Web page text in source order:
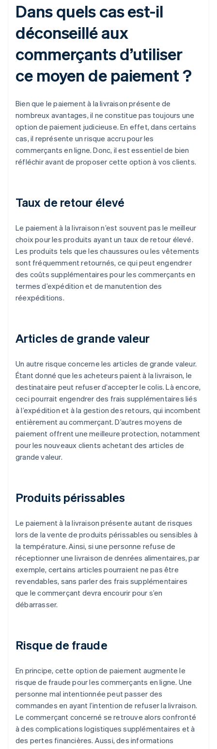
Dans quels cas est-il
déconseillé aux
commerçants d’utiliser
ce moyen de paiement ?
Bien que le paiement à la livraison présente de
nombreux avantages, il ne constitue pas toujours une
option de paiement judicieuse. En effet, dans certains
cas, il représente un risque accru pour les
commerçants en ligne. Donc, il est essentiel de bien
réfléchir avant de proposer cette option à vos clients.
Taux de retour élevé
Le paiement à la livraison n’est souvent pas le meilleur
choix pour les produits ayant un taux de retour élevé.
Les produits tels que les chaussures ou les vêtements
sont fréquemment retournés, ce qui peut engendrer
des coûts supplémentaires pour les commerçants en
termes d’expédition et de manutention des
réexpéditions.
Articles de grande valeur
Un autre risque concerne les articles de grande valeur.
Étant donné que les acheteurs paient à la livraison, le
destinataire peut refuser d’accepter le colis. Là encore,
ceci pourrait engendrer des frais supplémentaires liés
à l’expédition et à la gestion des retours, qui incombent
entièrement au commerçant. D’autres moyens de
paiement offrent une meilleure protection, notamment
pour les nouveaux clients achetant des articles de
grande valeur.
Produits périssables
Le paiement à la livraison présente autant de risques
lors de la vente de produits périssables ou sensibles à
la température. Ainsi, si une personne refuse de
réceptionner une livraison de denrées alimentaires, par
exemple, certains articles pourraient ne pas être
revendables, sans parler des frais supplémentaires
que le commerçant devra encourir pour s’en
débarrasser.
Risque de fraude
En principe, cette option de paiement augmente le
risque de fraude pour les commerçants en ligne. Une
personne mal intentionnée peut passer des
commandes en ayant l’intention de refuser la livraison.
Le commerçant concerné se retrouve alors confronté
à des complications logistiques supplémentaires et à
des pertes financières. Aussi, des informations